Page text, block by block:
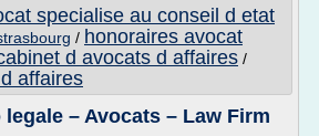
specialise au conseil d etat
/ honoraires avocat
d avocats d affaires /
affaires
– Avocats – Law Firm